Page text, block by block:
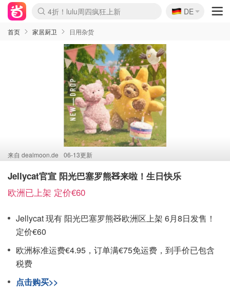
Boticinal 夏促开抢！
4折！lulu周四疯狂上新
还没结束！&OtherStories大促
Joybuy变相75折 随时失效
速领！Stanley独家85折
疑似霸哥！Camper额外叠85折
Zalando 奥莱闪促！每日更新
Moncler反季囤！5折起+叠9折
Coach Brooklyn仅€192
🇩🇪
DE
首页 家居厨卫 日用杂货
来自 dealmoon.de 06-13更新
Jellycat官宣 阳光巴塞罗熊🧸来啦！生日快乐
欧洲已上架 定价€60
Jellycat 现有 阳光巴塞罗熊🧸欧洲区上架 6月8日发售！
定价€60
欧洲标准运费€4.95，订单满€75免运费，到手价已包含
税费
点击购买>>